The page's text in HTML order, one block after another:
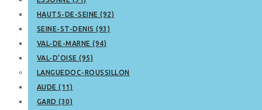
HAUTS-DE-SEINE (92)
SEINE-ST-DENIS (93)
VAL-DE-MARNE (94)
VAL-D’OISE (95)
LANGUEDOC-ROUSSILLON
AUDE (11)
GARD (30)